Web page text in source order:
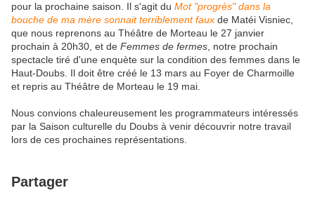
pour la prochaine saison. Il s'agit du Mot "progrès" dans la
bouche de ma mère sonnait terriblement faux de Matéi Visniec,
que nous reprenons au Théâtre de Morteau le 27 janvier
prochain à 20h30, et de Femmes de fermes , notre prochain
spectacle tiré d'une enquète sur la condition des femmes dans le
Haut-Doubs. Il doit être créé le 13 mars au Foyer de Charmoille
et repris au Théâtre de Morteau le 19 mai.
Nous convions chaleureusement les programmateurs intéressés
par la Saison culturelle du Doubs à venir découvrir notre travail
lors de ces prochaines représentations.
Partager